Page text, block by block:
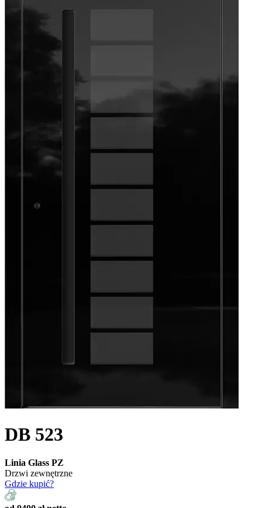
DB 523
Linia Glass PZ
Drzwi zewnętrzne
Gdzie kupić?